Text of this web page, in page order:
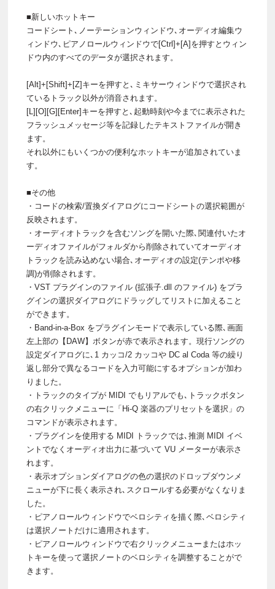
■新しいホットキー
コードシート､ノーテーションウィンドウ､オーディオ編集ウ
ィンドウ､ピアノロールウィンドウで[Ctrl]+[A]を押すとウィン
ドウ内のすべてのデータが選択されます。
[Alt]+[Shift]+[Z]キーを押すと､ミキサーウィンドウで選択され
ているトラック以外が消音されます。
[L][O][G][Enter]キーを押すと､起動時刻や今までに表示された
フラッシュメッセージ等を記録したテキストファイルが開き
ます。
それ以外にもいくつかの便利なホットキーが追加されていま
す。
■その他
・コードの検索/置換ダイアログにコードシートの選択範囲が
反映されます。
・オーディオトラックを含むソングを開いた際､関連付いたオ
ーディオファイルがフォルダから削除されていてオーディオ
トラックを読み込めない場合､オーディオの設定(テンポや移
調)が削除されます。
・VST プラグインのファイル (拡張子.dll のファイル) をプラ
グインの選択ダイアログにドラッグしてリストに加えること
ができます。
・Band-in-a-Box をプラグインモードで表示している際､画面
左上部の【DAW】ボタンが赤で表示されます。現行ソングの
設定ダイアログに､1 カッコ/2 カッコや DC al Coda 等の繰り
返し部分で異なるコードを入力可能にするオプションが加わ
りました。
・トラックのタイプが MIDI でもリアルでも､トラックボタン
の右クリックメニューに「Hi-Q 楽器のプリセットを選択」の
コマンドが表示されます。
・プラグインを使用する MIDI トラックでは､推測 MIDI イベ
ントでなくオーディオ出力に基づいて VU メーターが表示さ
れます。
・表示オプションダイアログの色の選択のドロップダウンメ
ニューが下に長く表示され､スクロールする必要がなくなりま
した。
・ピアノロールウィンドウでベロシティを描く際､ベロシティ
は選択ノートだけに適用されます。
・ピアノロールウィンドウで右クリックメニューまたはホッ
トキーを使って選択ノートのベロシティを調整することがで
きます。